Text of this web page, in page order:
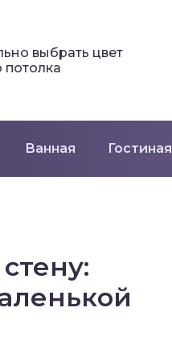
выбрать цвет
потолка
Ванная Гостиная